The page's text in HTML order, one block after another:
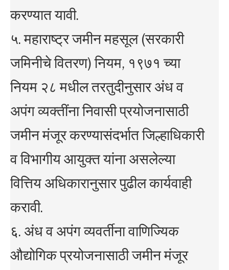
करण्यात यावी.
५. महाराष्ट्र जमीन महसूल (सरकारी
जमिनीचे वितरण) नियम, १९७१ च्या
नियम २८ मधील तरतुदीनुसार अंध व
अपंग व्यक्तींना निवासी प्रयोजनासाठी
जमीन मंजूर करण्यासंदर्भात जिल्हाधिकारी
व विभागीय आयुक्त यांना असलेल्या
वित्तिय अधिकारानुसार पुढील कार्यवाही
करावी.
६. अंध व अपंग व्यवर्तीना वाणिज्यिक
औद्योगिक प्रयोजनासाठी जमीन मंजूर